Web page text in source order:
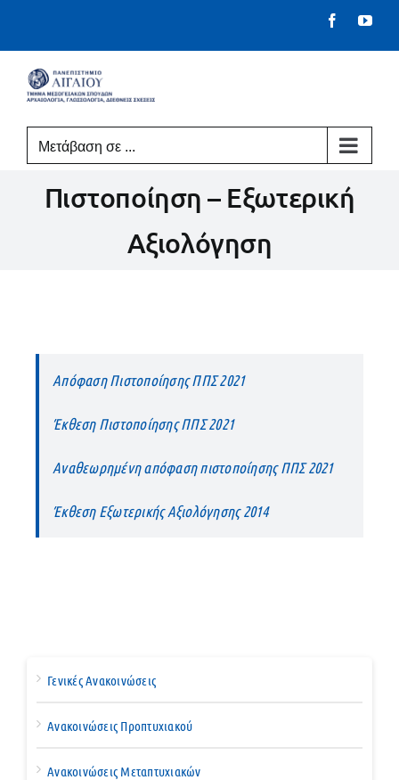
Facebook
Μετάβαση σε ...
Πιστοποίηση – Εξωτερική
Αξιολόγηση
Απόφαση Πιστοποίησης ΠΠΣ 2021
Έκθεση Πιστοποίησης ΠΠΣ 2021
Αναθεωρημένη απόφαση πιστοποίησης ΠΠΣ 2021
Έκθεση Εξωτερικής Αξιολόγησης 2014
Γενικές Ανακοινώσεις
Ανακοινώσεις Προπτυχιακού
Ανακοινώσεις Μεταπτυχιακών